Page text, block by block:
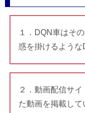
１．DQN車はそ
惑を掛けるような
２．動画配信サ
た動画を掲載し